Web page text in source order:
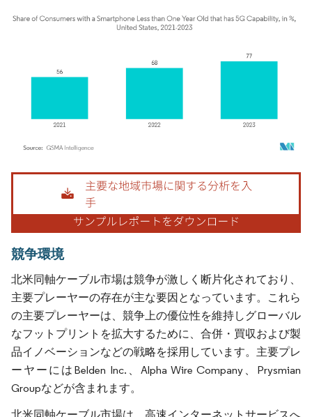
画像 © Mordor Intelligence。再利用にはCC BY 4.0の表示が必要です。
競争環境
北米同軸ケーブル市場は競争が激しく断片化されており、
主要プレーヤーの存在が主な要因となっています。これら
の主要プレーヤーは、競争上の優位性を維持しグローバル
なフットプリントを拡大するために、合併・買収および製
品イノベーションなどの戦略を採用しています。主要プレ
ーヤーにはBelden Inc.、Alpha Wire Company、Prysmian
Groupなどが含まれます。